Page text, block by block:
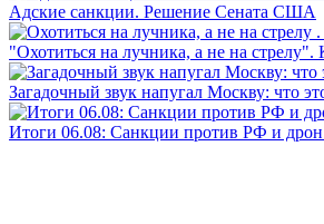
Адские санкции. Решение Сената США
"Охотиться на лучника, а не на стрелу".
Загадочный звук напугал Москву: что
Итоги 06.08: Санкции против РФ и